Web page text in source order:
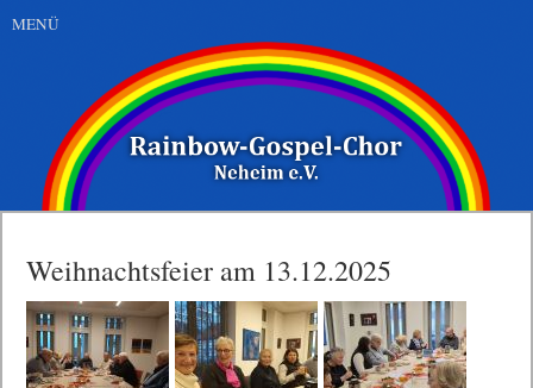
MENÜ
Weihnachtsfeier am 13.12.2025